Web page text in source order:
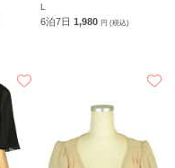
L
6泊7日1,980円 (税込)